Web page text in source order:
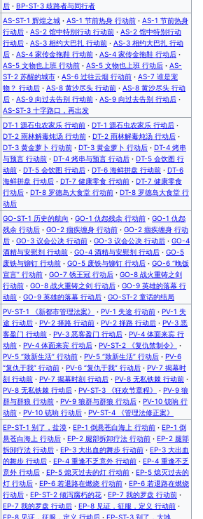
后 · BP-ST-3 歧路者与同行者
AS-ST-1 辉煌之城 · AS-1 节前热身 行动前 · AS-1 节前热身
行动后 · AS-2 馆中特别行动 行动前 · AS-2 馆中特别行动
行动后 · AS-3 相约大巴扎 行动前 · AS-3 相约大巴扎 行动
后 · AS-4 家传金拖鞋 行动前 · AS-4 家传金拖鞋 行动后 ·
AS-5 文物也上班 行动前 · AS-5 文物也上班 行动后 · AS-
ST-2 苏醒的城市 · AS-6 过往云烟 行动前 · AS-7 谁是宠
物？ 行动后 · AS-8 黄沙尽头 行动前 · AS-8 黄沙尽头 行动
后 · AS-9 向过去告别 行动前 · AS-9 向过去告别 行动后 ·
AS-ST-3 十字路口，再出发
DT-1 源石虫农家乐 行动前 · DT-1 源石虫农家乐 行动后 ·
DT-2 雨林解毒炖汤 行动前 · DT-2 雨林解毒炖汤 行动后 ·
DT-3 黄金萝卜 行动前 · DT-3 黄金萝卜 行动后 · DT-4 烤串
与预言 行动前 · DT-4 烤串与预言 行动后 · DT-5 会饮图 行
动前 · DT-5 会饮图 行动后 · DT-6 海鲜拼盘 行动前 · DT-6
海鲜拼盘 行动后 · DT-7 健康零食 行动前 · DT-7 健康零食
行动后 · DT-8 罗德岛大食堂 行动前 · DT-8 罗德岛大食堂 行
动后
GO-ST-1 历史的航向 · GO-1 仇怨残余 行动前 · GO-1 仇怨
残余 行动后 · GO-2 痼疾缠身 行动前 · GO-2 痼疾缠身 行动
后 · GO-3 议会公决 行动前 · GO-3 议会公决 行动后 · GO-4
酒精与安慰剂 行动前 · GO-4 酒精与安慰剂 行动后 · GO-5
废铁与铆钉 行动前 · GO-5 废铁与铆钉 行动后 · GO-6 “晚饭
宣言” 行动前 · GO-7 锈王冠 行动后 · GO-8 战火重铸之剑
行动前 · GO-8 战火重铸之剑 行动后 · GO-9 英雄的落幕 行
动前 · GO-9 英雄的落幕 行动后 · GO-ST-2 童话的结局
PV-ST-1 《新都市管理法案》 · PV-1 失途 行动前 · PV-1 失
途 行动后 · PV-2 择路 行动前 · PV-2 择路 行动后 · PV-3 恶
客盈门 行动前 · PV-3 恶客盈门 行动后 · PV-4 体面来宾 行
动前 · PV-4 体面来宾 行动后 · PV-ST-2 《复仇禁制令》
·
PV-5 “致新生活” 行动前 · PV-5 “致新生活” 行动后 · PV-6
“复仇于我” 行动前 · PV-6 “复仇于我” 行动后 · PV-7 揭幕时
刻 行动前 · PV-7 揭幕时刻 行动后 · PV-8 无私铁棘 行动前 ·
PV-8 无私铁棘 行动后 · PV-ST-3 《狂欢节章程》 · PV-9 狼
群与群狼 行动前 · PV-9 狼群与群狼 行动后 · PV-10 铳响 行
动前 · PV-10 铳响 行动后 · PV-ST-4 《管理法修正案》
EP-ST-1 别了，盐漠 · EP-1 倒悬苍白海上 行动前 · EP-1 倒
悬苍白海上 行动后 · EP-2 腿部拆卸疗法 行动前 · EP-2 腿部
拆卸疗法 行动后 · EP-3 大出血的舞步 行动前 · EP-3 大出血
的舞步 行动后 · EP-4 重逢不乏意外 行动前 · EP-4 重逢不乏
意外 行动后 · EP-5 熄灭过去的灯 行动前 · EP-5 熄灭过去的
灯 行动后 · EP-6 若退路在燃烧 行动前 · EP-6 若退路在燃烧
行动后 · EP-ST-2 倾泻腐朽的花 · EP-7 我的罗盘 行动前 ·
EP-7 我的罗盘 行动后 · EP-8 见证，征服，定义 行动前 ·
EP-8 见证，征服，定义 行动后 · EP-ST-3 别了，大地